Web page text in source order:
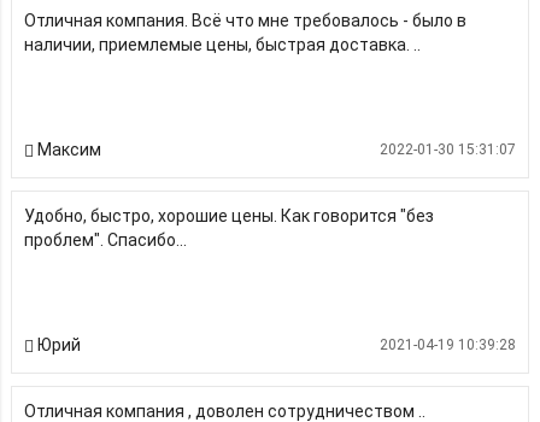
Отличная компания. Всё что мне требовалось - было в
наличии, приемлемые цены, быстрая доставка. ..
Максим 2022-01-30 15:31:07
Удобно, быстро, хорошие цены. Как говорится "без
проблем". Спасибо...
Юрий 2021-04-19 10:39:28
Отличная компания , доволен сотрудничеством ..